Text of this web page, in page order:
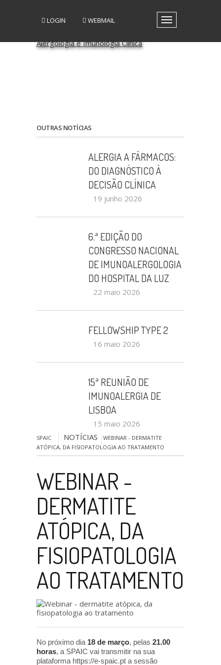
Toggle
GRUPOS DE INTERESSE
CONTACTOS
LOGIN WEBMAIL
OUTRAS NOTÍCIAS
ALERGIA A FÁRMACOS:
DO DIAGNÓSTICO À
DECISÃO CLÍNICA
19 junho 2026
6.ª EDIÇÃO DO
CONGRESSO NACIONAL
DE IMUNOALERGOLOGIA
DO HOSPITAL DA LUZ
22 maio 2026
FELLOWSHIP TYPE 2
16 maio 2026
15ª REUNIÃO DE
IMUNOALERGIA DE
LISBOA
15 maio 2026
SPAIC NOTÍCIAS
WEBINAR - DERMATITE
ATÓPICA, DA FISIOPATOLOGIA AO TRATAMENTO
WEBINAR -
DERMATITE
ATÓPICA, DA
FISIOPATOLOGIA
AO TRATAMENTO
No próximo dia 18 de março, pelas 21.00
horas, a SPAIC vai transmitir na sua
plataforma https://e-spaic.pt a sessão